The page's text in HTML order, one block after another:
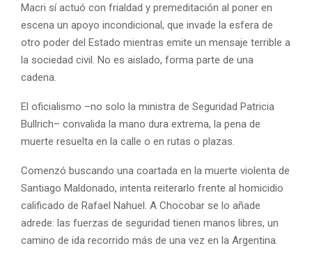
Macri sí actuó con frialdad y premeditación al poner en
escena un apoyo incondicional, que invade la esfera de
otro poder del Estado mientras emite un mensaje terrible a
la sociedad civil. No es aislado, forma parte de una
cadena.
El oficialismo –no solo la ministra de Seguridad Patricia
Bullrich– convalida la mano dura extrema, la pena de
muerte resuelta en la calle o en rutas o plazas.
Comenzó buscando una coartada en la muerte violenta de
Santiago Maldonado, intenta reiterarlo frente al homicidio
calificado de Rafael Nahuel. A Chocobar se lo añade
adrede: las fuerzas de seguridad tienen manos libres, un
camino de ida recorrido más de una vez en la Argentina.